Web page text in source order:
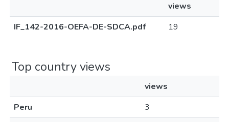
views
IF_142-2016-OEFA-DE-SDCA.pdf
19
Top country views
views
Peru
3